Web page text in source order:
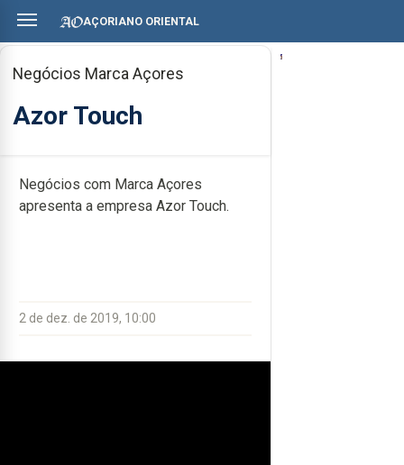
AÇORIANO ORIENTAL
Negócios Marca Açores
Azor Touch
Negócios com Marca Açores
apresenta a empresa Azor Touch.
2 de dez. de 2019, 10:00